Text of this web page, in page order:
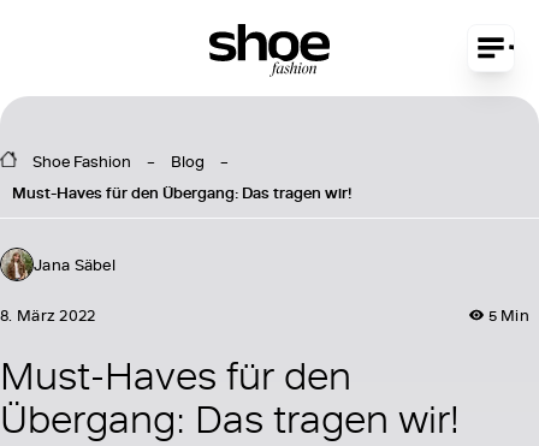
Shoe Fashion
Blog
Must-Haves für den Übergang: Das tragen wir!
Jana Säbel
5 Min
8. März 2022
Must-Haves für den
Übergang: Das tragen wir!